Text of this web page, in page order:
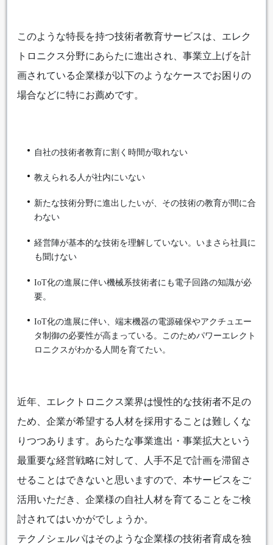
このような特長を持つ技術者教育サービスは、エレク
トロニクス分野にあらたに進出され、事業立上げを計
画されている企業様が以下のようなケースでお困りの
場合などに特にお薦めです。
自社の技術者教育に割く時間が取れない
教えられる人が社内にいない
新たな技術分野に進出したいが、その技術の教育が間に合
わない
経営陣が基本的な技術を理解していない。いまさら社員に
も聞けない
IoT化の進展に伴い機械系技術者にも電子回路の知識が必
要。
IoT化の進展に伴い、端末機器の電源確保やアクチュエー
タ制御の必要性が高まっている。このためパワーエレクト
ロニクスがわかる人間を育てたい。
近年、エレクトロニクス業界は慢性的な技術者不足の
ため、企業が希望する人材を採用することは難しくな
りつつあります。あらたな事業進出・事業拡大という
最重要な経営戦略に対して、人手不足で計画を滞留さ
せることはできないと思いますので、本サービスをご
活用いただき、企業様の自社人材を育てることをご検
討されてはいかがでしょうか。
テクノシェルパはそのような企業様の技術者育成を独